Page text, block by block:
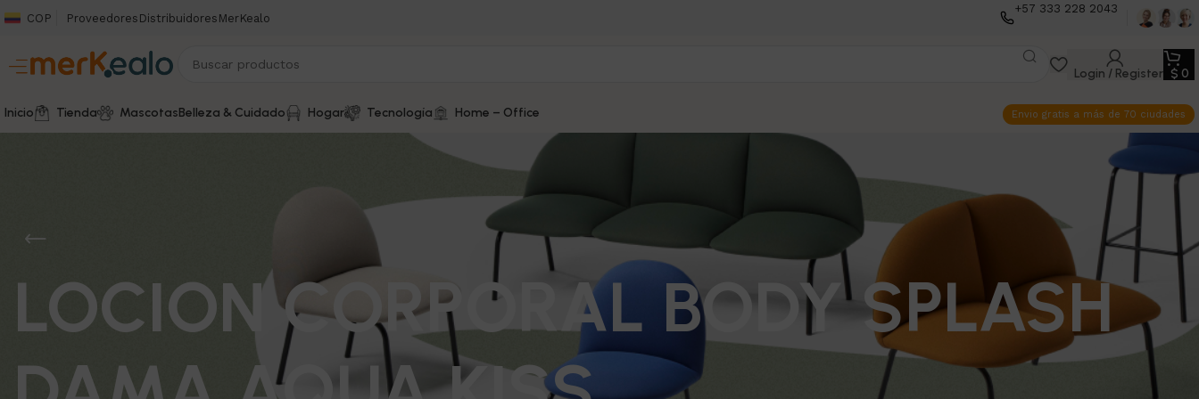
COP Proveedores Distribuidores MerKealo
+57 333 228 2043
Login / Register $ 0
Inicio Tienda MascotasBelleza & Cuidado Hogar Tecnología Home – Office Envio gratis a más de 70 ciudades
LOCION CORPORAL BODY SPLASH